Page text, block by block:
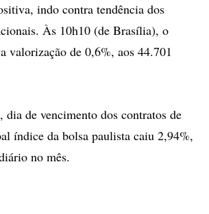
indo contra tendência dos
Às 10h10 (de Brasília), o
valorização de 0,6%, aos 44.701
dia de vencimento dos contratos de
índice da bolsa paulista caiu 2,94%,
no mês.